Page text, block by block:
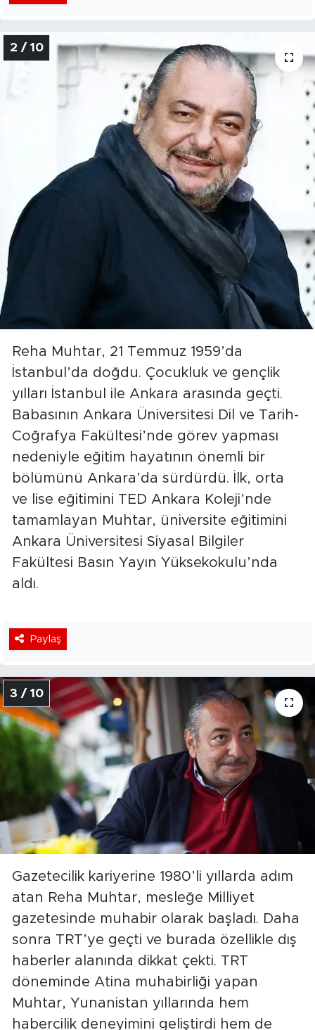
2 / 10
Reha Muhtar, 21 Temmuz 1959’da
İstanbul’da doğdu. Çocukluk ve gençlik
yılları İstanbul ile Ankara arasında geçti.
Babasının Ankara Üniversitesi Dil ve Tarih-
Coğrafya Fakültesi’nde görev yapması
nedeniyle eğitim hayatının önemli bir
bölümünü Ankara’da sürdürdü. İlk, orta
ve lise eğitimini TED Ankara Koleji’nde
tamamlayan Muhtar, üniversite eğitimini
Ankara Üniversitesi Siyasal Bilgiler
Fakültesi Basın Yayın Yüksekokulu’nda
aldı.
Paylaş
3 / 10
Gazetecilik kariyerine 1980’li yıllarda adım
atan Reha Muhtar, mesleğe Milliyet
gazetesinde muhabir olarak başladı. Daha
sonra TRT’ye geçti ve burada özellikle dış
haberler alanında dikkat çekti. TRT
döneminde Atina muhabirliği yapan
Muhtar, Yunanistan yıllarında hem
habercilik deneyimini geliştirdi hem de